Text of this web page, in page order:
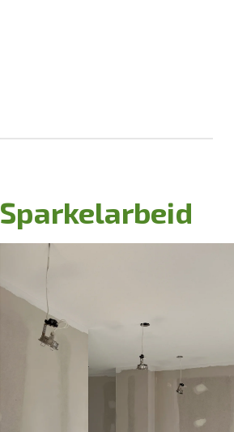
Sparkelarbeid